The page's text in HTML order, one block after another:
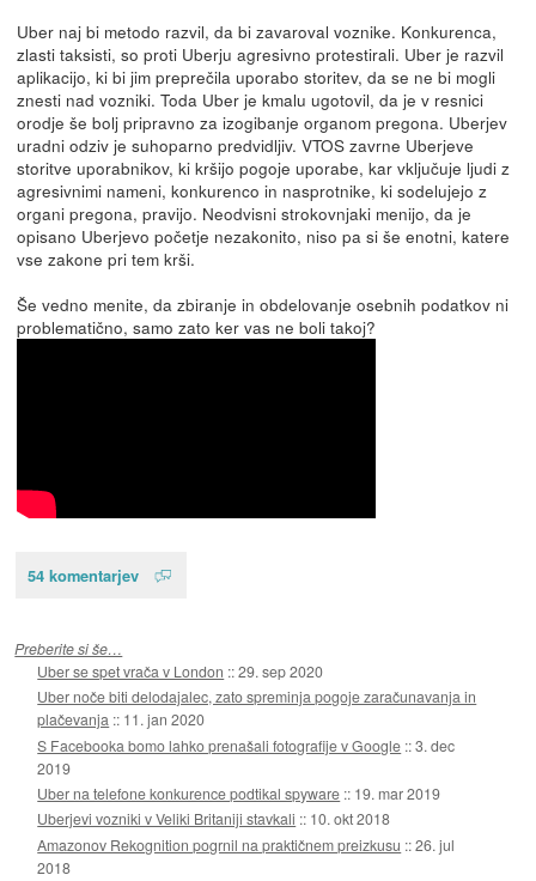
Uber naj bi metodo razvil, da bi zavaroval voznike. Konkurenca,
zlasti taksisti, so proti Uberju agresivno protestirali. Uber je razvil
aplikacijo, ki bi jim preprečila uporabo storitev, da se ne bi mogli
znesti nad vozniki. Toda Uber je kmalu ugotovil, da je v resnici
orodje še bolj pripravno za izogibanje organom pregona. Uberjev
uradni odziv je suhoparno predvidljiv. VTOS zavrne Uberjeve
storitve uporabnikov, ki kršijo pogoje uporabe, kar vključuje ljudi z
agresivnimi nameni, konkurenco in nasprotnike, ki sodelujejo z
organi pregona, pravijo. Neodvisni strokovnjaki menijo, da je
opisano Uberjevo početje nezakonito, niso pa si še enotni, katere
vse zakone pri tem krši.
Še vedno menite, da zbiranje in obdelovanje osebnih podatkov ni
problematično, samo zato ker vas ne boli takoj?
54 komentarjev
Preberite si še…
Uber se spet vrača v London ::29. sep 2020
Uber noče biti delodajalec, zato spreminja pogoje zaračunavanja in
plačevanja :: 11. jan 2020
S Facebooka bomo lahko prenašali fotografije v Google ::3. dec
2019
Uber na telefone konkurence podtikal spyware :: 19. mar 2019
Uberjevi vozniki v Veliki Britaniji stavkali :: 10. okt 2018
Amazonov Rekognition pogrnil na praktičnem preizkusu ::26. jul
2018